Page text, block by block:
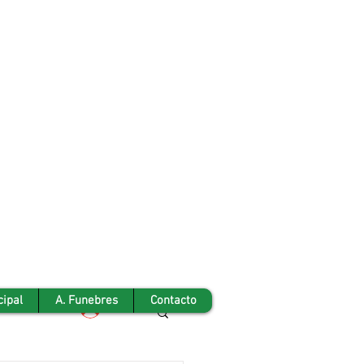
Iniciar sesión
A. Funebres Contacto